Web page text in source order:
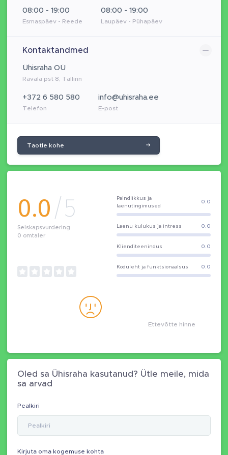
08:00 - 19:00
Esmaspäev - Reede
08:00 - 19:00
Laupäev - Pühapäev
Kontaktandmed
Ühisraha OÜ
Rävala pst 8, Tallinn
+372 6 580 580
Telefon
info@uhisraha.ee
E-post
Taotle kohe
0.0/5
Selskapsvurdering
0 omtaler
Paindlikkus ja
laenutingimused
0.0
Laenu kulukus ja intress 0.0
Klienditeenindus 0.0
Koduleht ja funktsionaalsus 0.0
Ettevõtte hinne
Oled sa Ühisraha kasutanud? Ütle meile, mida
sa arvad
Pealkiri
Kirjuta oma kogemuse kohta